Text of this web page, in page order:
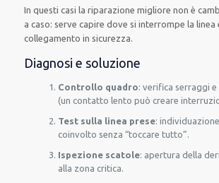
In questi casi la riparazione migliore non è
a caso: serve capire dove si interrompe la
collegamento in sicurezza.
Diagnosi e soluzione
Controllo quadro: verifica serraggi
(un contatto lento può creare
Test sulla linea prese:
coinvolto senza “toccare tutto”.
Ispezione scatole: apertura della
alla zona critica.